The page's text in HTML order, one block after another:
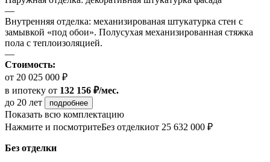
—
Внутренняя отделка: механизированая штукатурка стен с
замывкой «под обои». Полусухая механизированная стяжка
пола с теплоизоляцией.
—
Стоимость:
от 20 025 000 ₽
в ипотеку от 132 156 ₽/мес.
до 20 лет
подробнее
Показать всю комплектацию
Нажмите и посмотритеБез отделкиот 25 632 000 ₽
Без отделки